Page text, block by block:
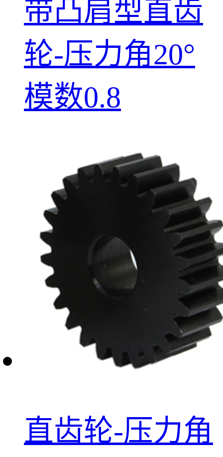
带凸肩型直齿
轮-压力角20°
模数0.8
直齿轮-压力角